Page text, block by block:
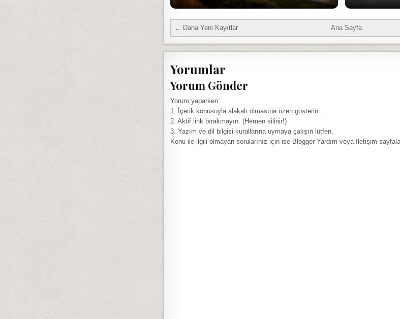
← Daha Yeni Kayıtlar Ana Sayfa
Yorumlar
Yorum Gönder
Yorum yaparken:
1. İçerik konusuyla alakalı olmasına özen gösterin.
2. Aktif link bırakmayın. (Hemen silinir!)
3. Yazım ve dil bilgisi kurallarına uymaya çalışın lütfen.
Konu ile ilgili olmayan sorularınız için ise Blogger Yardım veya İletişim